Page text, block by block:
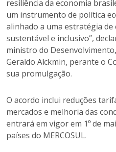
resiliência da economia
um instrumento de política
alinhado a uma estratégia
sustentável e inclusivo”,
ministro do
Geraldo Alckmin, perante o
sua promulgação.
O acordo inclui reduções
mercados e melhoria das
entrará em vigor em 1º de
países do MERCOSUL.